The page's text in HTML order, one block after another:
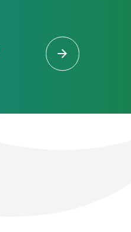
24/07
Visita de Campo à
ESEC-AE